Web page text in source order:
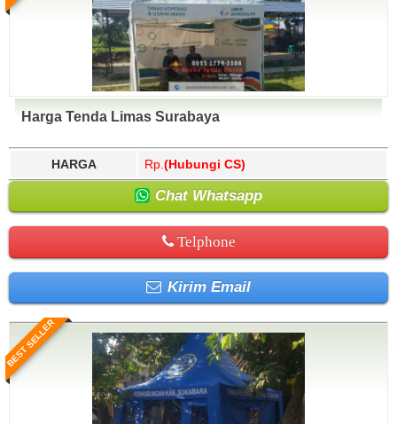
Harga Tenda Limas Surabaya
HARGA Rp. (Hubungi CS)
Chat Whatsapp
Telphone
Kirim Email
BEST SELLER